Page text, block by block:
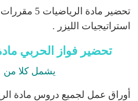
تحضير مادة
استراتيجيات الليزر .
تحضير فواز الحربي
يشمل كلا
أوراق عمل لجميع دروس مادة